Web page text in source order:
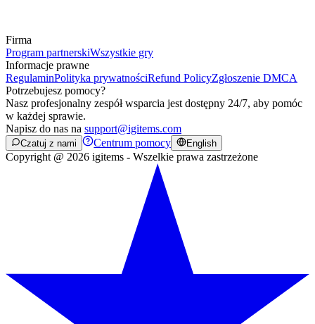
Firma
Program partnerskiWszystkie gry
Informacje prawne
RegulaminPolityka prywatnościRefund PolicyZgłoszenie DMCA
Potrzebujesz pomocy?
Nasz profesjonalny zespół wsparcia jest dostępny 24/7, aby pomóc
w każdej sprawie.
Napisz do nas na support@igitems.com
Czatuj z nami Centrum pomocy English
Copyright @ 2026 igitems - Wszelkie prawa zastrzeżone